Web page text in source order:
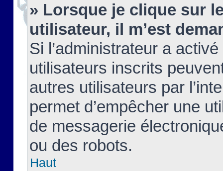
» Lorsque je clique sur
utilisateur, il m’est
Si l’administrateur a
utilisateurs inscrits
autres utilisateurs par
permet d’empêcher une
de messagerie
ou des robots.
Haut